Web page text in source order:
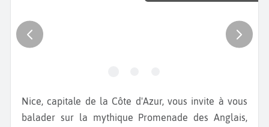
Nice, capitale de la Côte d'Azur, vous invite à vous
balader sur la mythique Promenade des Anglais,